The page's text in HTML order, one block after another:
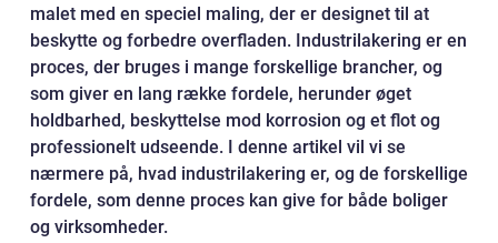
malet med en speciel maling, der er designet til at
beskytte og forbedre overfladen. Industrilakering er en
proces, der bruges i mange forskellige brancher, og
som giver en lang række fordele, herunder øget
holdbarhed, beskyttelse mod korrosion og et flot og
professionelt udseende. I denne artikel vil vi se
nærmere på, hvad industrilakering er, og de forskellige
fordele, som denne proces kan give for både boliger
og virksomheder.